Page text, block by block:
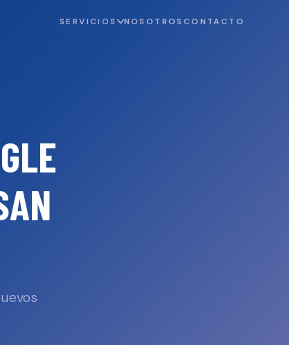
SERVICIOS NOSOTROS CONTACTO